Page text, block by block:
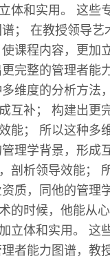
体和实用。 这些
； 在教授领导
课程内容，更加
完整的管理者能
维度的分析方法
互补； 构建出更
能； 所以这种多
理学背景，形成
剖析领导效能；
质，同他的管理
的时候，他能从
立体和实用。 这
者能力图谱，教